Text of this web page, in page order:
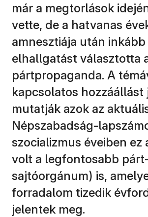
már a megtorlások
vette, de a hatvanas
amnesztiája után inkább
elhallgatást választotta
pártpropaganda. A
kapcsolatos hozzáállást
mutatják azok az
Népszabadság-
szocializmus éveiben ez
volt a legfontosabb
sajtóorgánum) is,
forradalom tizedik
jelentek meg.